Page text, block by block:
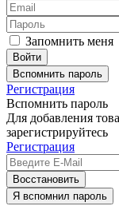
Запомнить меня
Вспомнить пароль
Регистрация
Вспомнить пароль
Для добавления
зарегистрируйтесь
Регистрация
Восстановить
Я вспомнил пароль